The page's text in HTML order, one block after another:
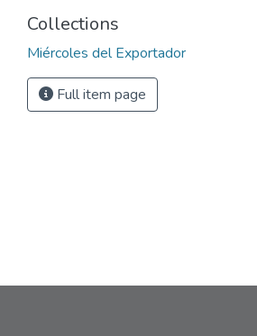
Collections
Miércoles del Exportador
Full item page